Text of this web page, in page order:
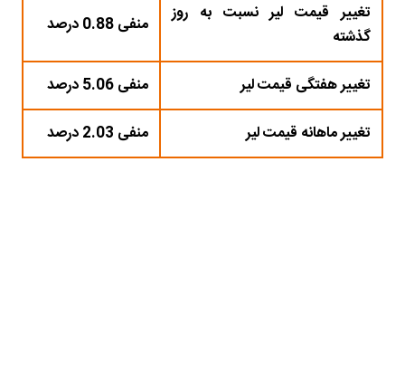
تغییر قیمت لیر نسبت به روز
گذشته
منفی 0.88 درصد
تغییر هفتگی قیمت لیر
منفی 5.06 درصد
تغییر ماهانه قیمت لیر
منفی 2.03 درصد